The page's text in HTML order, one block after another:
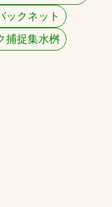
ックネット
捕捉集水桝